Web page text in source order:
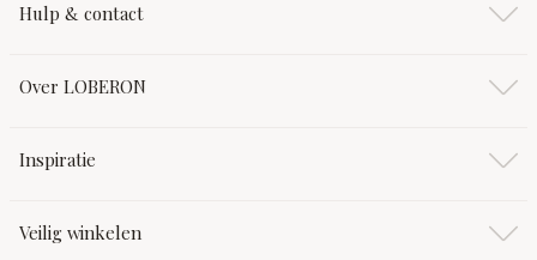
Hulp & contact
Over LOBERON
Inspiratie
Veilig winkelen